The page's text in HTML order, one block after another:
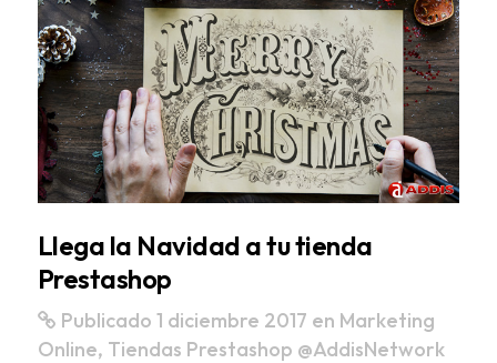
Llega la Navidad a tu tienda
Prestashop
Publicado 1 diciembre 2017 en Marketing
Online, Tiendas Prestashop @AddisNetwork